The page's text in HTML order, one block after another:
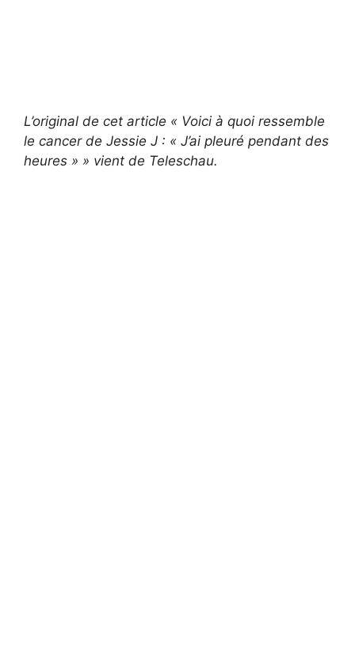
L’original de cet article « Voici à quoi ressemble
le cancer de Jessie J : « J’ai pleuré pendant des
heures » » vient de Teleschau.